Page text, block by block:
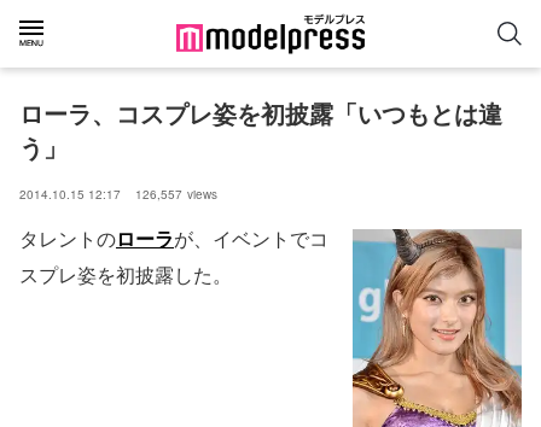
ローラ、コスプレ姿を初披露「いつもとは違
う」
2014.10.15 12:17 126,557 views
タレントのローラが、イベントでコ
スプレ姿を初披露した。